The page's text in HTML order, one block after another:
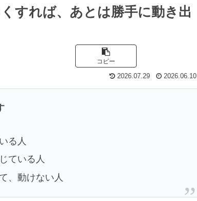
すれば、あとは勝手に動き出
コピー
2026.07.29 2026.06.10
る人
ている人
、動けない人